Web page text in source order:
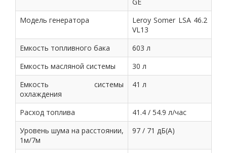
Модель генератора
Leroy Somer LSA 46.2
VL13
Емкость топливного бака
603 л
Емкость масляной системы
30 л
Емкость системы
охлаждения
41 л
Расход топлива
41.4 / 54.9 л/час
Уровень шума на расстоянии,
1м/7м
97 / 71 дБ(А)